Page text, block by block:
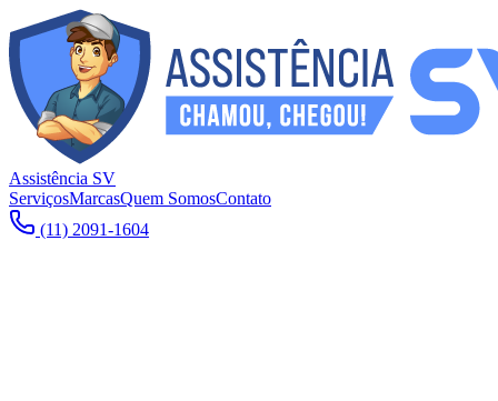
Assistência SV
ServiçosMarcasQuem SomosContato
(11) 2091-1604